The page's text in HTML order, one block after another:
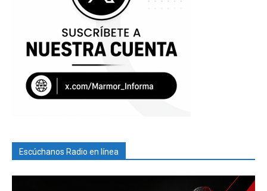
Escúchanos Radio en línea